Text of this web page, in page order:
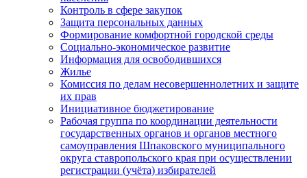
Контроль в сфере закупок
Защита персональных данных
Формирование комфортной городской среды
Социально-экономическое развитие
Информация для освободившихся
Жилье
Комиссия по делам несовершеннолетних и защите
их прав
Инициативное бюджетирование
Рабочая группа по координации деятельности
государственных органов и органов местного
самоуправления Шпаковского муниципального
округа ставропольского края при осуществлении
регистрации (учёта) избирателей